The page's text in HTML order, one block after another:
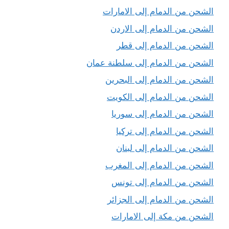
الشحن من الدمام إلى الامارات
الشحن من الدمام إلى الاردن
الشحن من الدمام إلى قطر
الشحن من الدمام إلى سلطنة عمان
الشحن من الدمام إلى البحرين
الشحن من الدمام إلى الكويت
الشحن من الدمام إلى سوريا
الشحن من الدمام إلى تركيا
الشحن من الدمام إلى لبنان
الشحن من الدمام إلى المغرب
الشحن من الدمام إلى تونس
الشحن من الدمام إلى الجزائر
الشحن من مكة إلى الامارات